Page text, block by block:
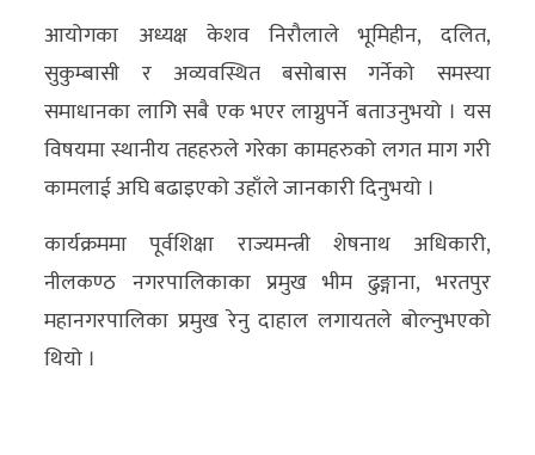
आयोगका अध्यक्ष केशव निरौलाले भूमिहीन, दलित,
सुकुम्बासी र अव्यवस्थित बसोबास गर्नेको समस्या
समाधानका लागि सबै एक भएर लाग्नुपर्ने बताउनुभयो । यस
विषयमा स्थानीय तहहरुले गरेका कामहरुको लगत माग गरी
कामलाई अघि बढाइएको उहाँले जानकारी दिनुभयो ।
कार्यक्रममा पूर्वशिक्षा राज्यमन्त्री शेषनाथ अधिकारी,
नीलकण्ठ नगरपालिकाका प्रमुख भीम ढुङ्गाना, भरतपुर
महानगरपालिका प्रमुख रेनु दाहाल लगायतले बोल्नुभएको
थियो ।